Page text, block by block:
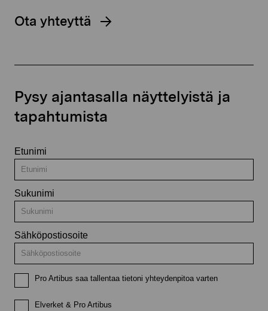
Ota yhteyttä
Pysy ajantasalla näyttelyistä ja
tapahtumista
Etunimi
Sukunimi
Sähköpostiosoite
Pro Artibus saa tallentaa tietoni yhteydenpitoa varten
Elverket & Pro Artibus